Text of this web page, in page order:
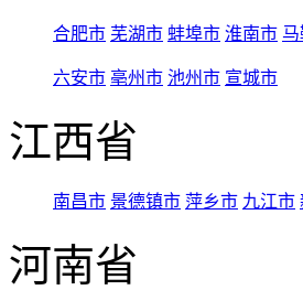
合肥市 芜湖市 蚌埠市 淮南市
六安市 亳州市 池州市 宣城市
江西省
南昌市 景德镇市 萍乡市 九江市
河南省